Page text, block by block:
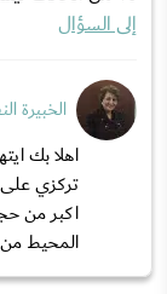
إلى السؤال
الخبيرة
اهلا بك
تركزي على
اكبر من
المحيط